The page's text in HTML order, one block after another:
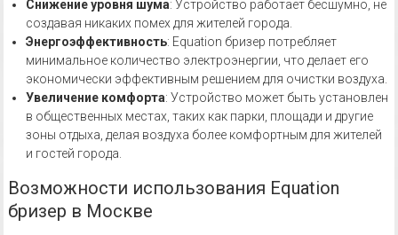
Снижение уровня шума: Устройство работает бесшумно, не
создавая никаких помех для жителей города.
Энергоэффективность: Equation бризер потребляет
минимальное количество электроэнергии, что делает его
экономически эффективным решением для очистки воздуха.
Увеличение комфорта: Устройство может быть установлен
в общественных местах, таких как парки, площади и другие
зоны отдыха, делая воздуха более комфортным для жителей
и гостей города.
Возможности использования Equation
бризер в Москве